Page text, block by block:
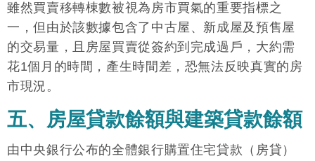
雖然買賣移轉棟數被視為房市買氣的重要指標之
一，但由於該數據包含了中古屋、新成屋及預售屋
的交易量，且房屋買賣從簽約到完成過戶，大約需
花1個月的時間，產生時間差，恐無法反映真實的房
市現況。
五、房屋貸款餘額與建築貸款餘額
由中央銀行公布的全體銀行購置住宅貸款（房貸）